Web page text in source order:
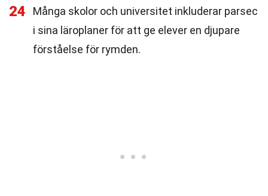
24
Många skolor och universitet inkluderar parsec
i sina läroplaner för att ge elever en djupare
förståelse för rymden.